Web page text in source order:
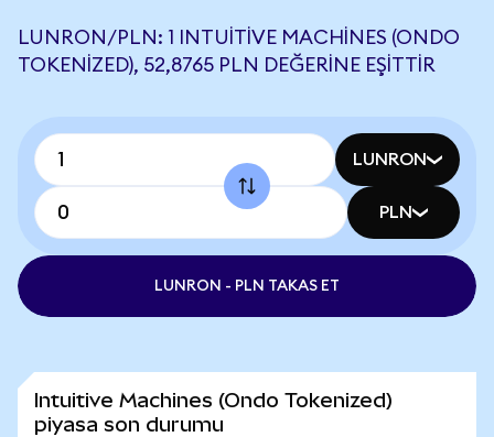
LUNRON/PLN: 1 INTUITIVE MACHINES (ONDO
TOKENIZED), 52,8765 PLN DEĞERINE EŞITTIR
LUNRON
PLN
LUNRON - PLN TAKAS ET
Intuitive Machines (Ondo Tokenized)
piyasa son durumu